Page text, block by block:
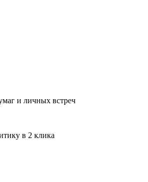
и личных встреч
в 2 клика